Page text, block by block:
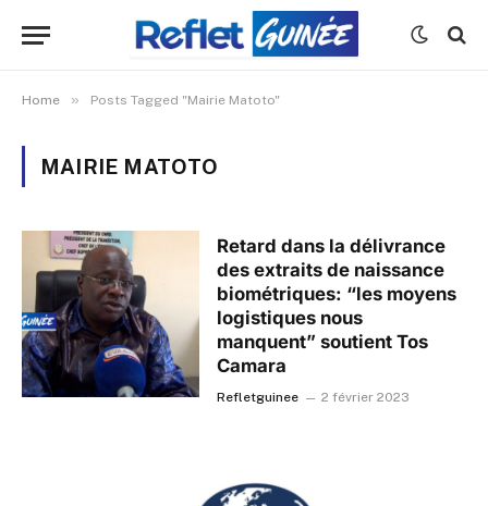
Home » Posts Tagged "Mairie Matoto"
MAIRIE MATOTO
Retard dans la délivrance
des extraits de naissance
biométriques: “les moyens
logistiques nous
manquent” soutient Tos
Camara
Refletguinee 2 février 2023